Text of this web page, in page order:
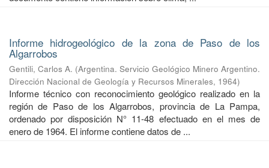
Informe hidrogeológico de la zona de Paso de los
Algarrobos
Gentili, Carlos A. (Argentina. Servicio Geológico Minero Argentino.
Dirección Nacional de Geología y Recursos Minerales, 1964)
Informe técnico con reconocimiento geológico realizado en la
región de Paso de los Algarrobos, provincia de La Pampa,
ordenado por disposición N° 11-48 efectuado en el mes de
enero de 1964. El informe contiene datos de ...